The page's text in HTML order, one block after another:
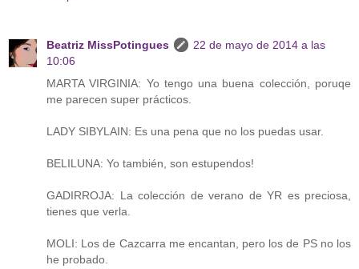
Beatriz MissPotingues
22 de mayo de 2014 a las
10:06
MARTA VIRGINIA: Yo tengo una buena colección, poruqe
me parecen super prácticos.
LADY SIBYLAIN: Es una pena que no los puedas usar.
BELILUNA: Yo también, son estupendos!
GADIRROJA: La colección de verano de YR es preciosa,
tienes que verla.
MOLI: Los de Cazcarra me encantan, pero los de PS no los
he probado.